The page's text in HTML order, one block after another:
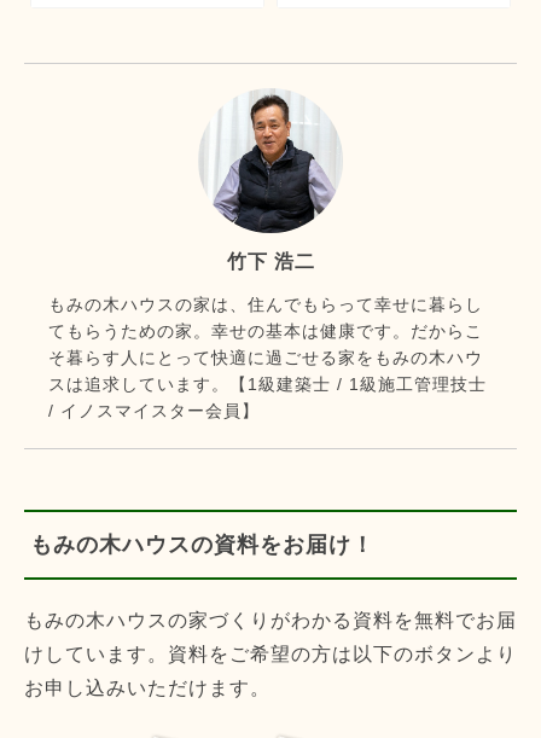
竹下 浩二
もみの木ハウスの家は、住んでもらって幸せに暮らし
てもらうための家。幸せの基本は健康です。だからこ
そ暮らす人にとって快適に過ごせる家をもみの木ハウ
スは追求しています。【1級建築士 / 1級施工管理技士
/ イノスマイスター会員】
もみの木ハウスの資料をお届け！
もみの木ハウスの家づくりがわかる資料を無料でお届
けしています。資料をご希望の方は以下のボタンより
お申し込みいただけます。